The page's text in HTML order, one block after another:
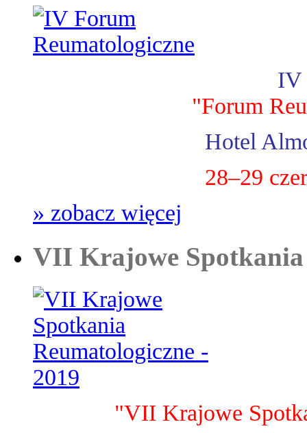
IV
"Forum
Hotel
28–29
» zobacz więcej
VII Krajowe Spotkania
"VII Krajowe